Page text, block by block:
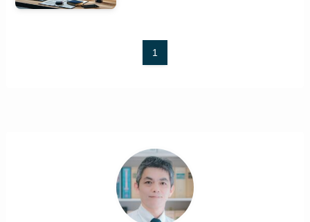
1